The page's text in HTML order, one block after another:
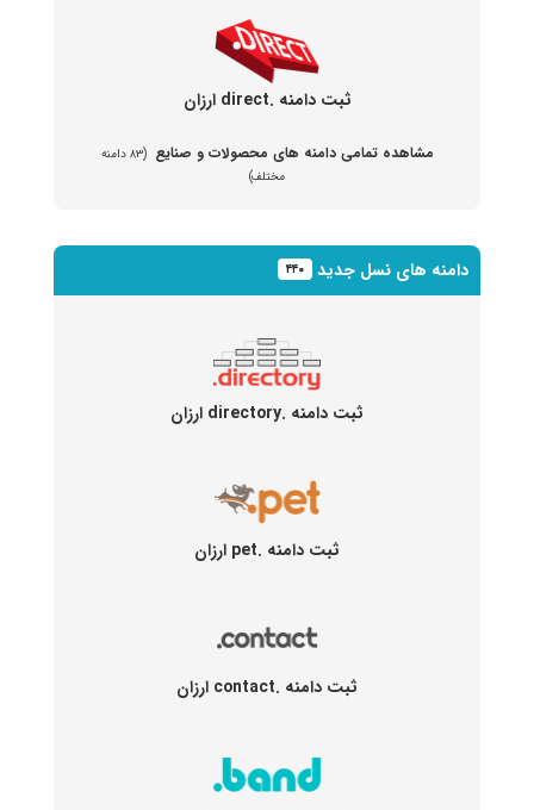
ثبت دامنه .direct ارزان
مشاهده تمامی دامنه های محصولات و صنایع
(۸۳ دامنه
مختلف)
دامنه های نسل جدید ۴۴۰
ثبت دامنه .directory ارزان
ثبت دامنه .pet ارزان
ثبت دامنه .contact ارزان